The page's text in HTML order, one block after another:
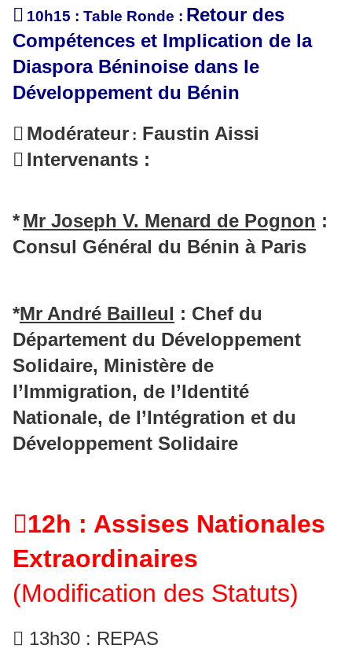
 10h15 : Table Ronde : Retour des
Compétences et Implication de la
Diaspora Béninoise dans le
Développement du Bénin
 Modérateur : Faustin Aissi
 Intervenants :
*Mr Joseph V. Menard de Pognon :
Consul Général du Bénin à Paris
*Mr André Bailleul : Chef du
Département du Développement
Solidaire, Ministère de
l’Immigration, de l’Identité
Nationale, de l’Intégration et du
Développement Solidaire
12h : Assises Nationales
Extraordinaires
(Modification des Statuts)
 13h30 : REPAS